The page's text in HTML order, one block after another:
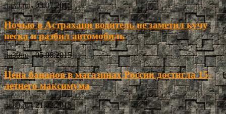
ria30.ru - 03.07.2015
Ночью в Астрахани водитель не заметил кучу
песка и разбил автомобиль
ria30.ru - 05.06.2015
Цена бананов в магазинах России достигла 15-
летнего максимума
ria30.ru - 21.02.2015